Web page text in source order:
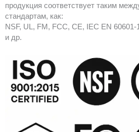
продукция соответствует таким
стандартам, как:
NSF, UL, FM, FCC, CE, IEC EN
и др.